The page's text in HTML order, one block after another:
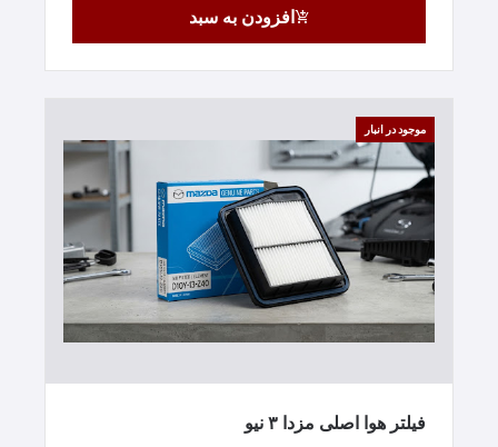
add_shopping_cartافزودن به سبد
موجود در انبار
فیلتر هوا اصلی مزدا ۳ نیو